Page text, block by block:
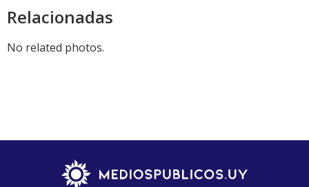
Relacionadas
No related photos.